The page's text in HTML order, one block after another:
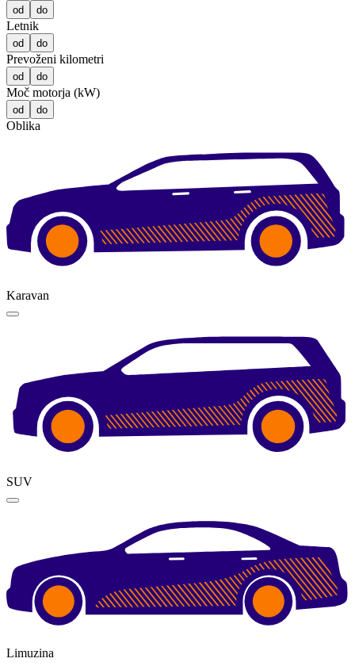
od do
Letnik
od do
Prevoženi kilometri
od do
Moč motorja (kW)
od do
Oblika
Karavan
SUV
Limuzina